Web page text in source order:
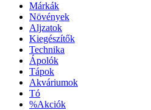
Márkák
Növények
Aljzatok
Kiegészítők
Technika
Ápolók
Tápok
Akváriumok
Tó
%Akciók